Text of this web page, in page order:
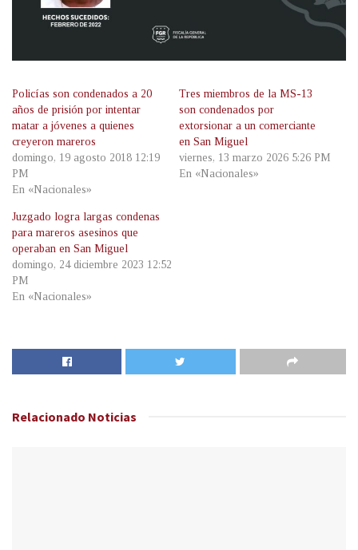
Policías son condenados a 20
años de prisión por intentar
matar a jóvenes a quienes
creyeron mareros
domingo, 19 agosto 2018 12:19
PM
En «Nacionales»
Tres miembros de la MS-13
son condenados por
extorsionar a un comerciante
en San Miguel
viernes, 13 marzo 2026 5:26 PM
En «Nacionales»
Juzgado logra largas condenas
para mareros asesinos que
operaban en San Miguel
domingo, 24 diciembre 2023 12:52
PM
En «Nacionales»
Relacionado Noticias